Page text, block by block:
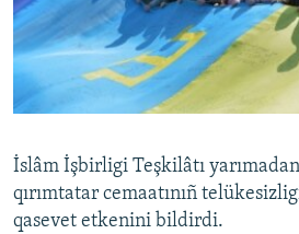
Русский
Українською
İslâm İşbirligi Teşkilâtı
qırımtatar cemaatınıñ
qasevet etkenini bildirdi.